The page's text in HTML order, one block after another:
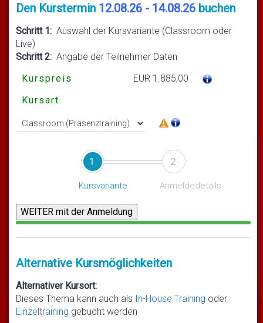
Den Kurstermin 12.08.26 - 14.08.26 buchen
Schritt 1: Auswahl der Kursvariante (Classroom oder
Live)
Schritt 2: Angabe der Teilnehmer Daten
Kurspreis
EUR 1.885,00
Kursart
1
Kursvariante
2
Anmeldedetails
Alternative Kursmöglichkeiten
Alternativer Kursort:
Dieses Thema kann auch als In-House Training oder
Einzeltraining gebucht werden